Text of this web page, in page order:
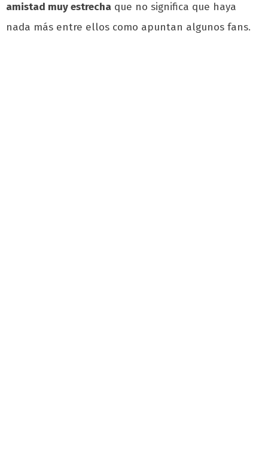
amistad muy estrecha que no significa que haya
nada más entre ellos como apuntan algunos fans.